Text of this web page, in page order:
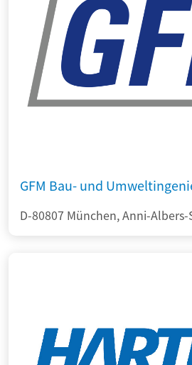
GFM Bau- und
D-80807 München, Anni-Albers-